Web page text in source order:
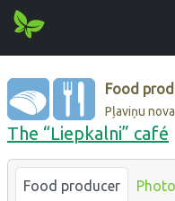
Food
Pļaviņu
The “Liepkalni” café
Food producer Photo